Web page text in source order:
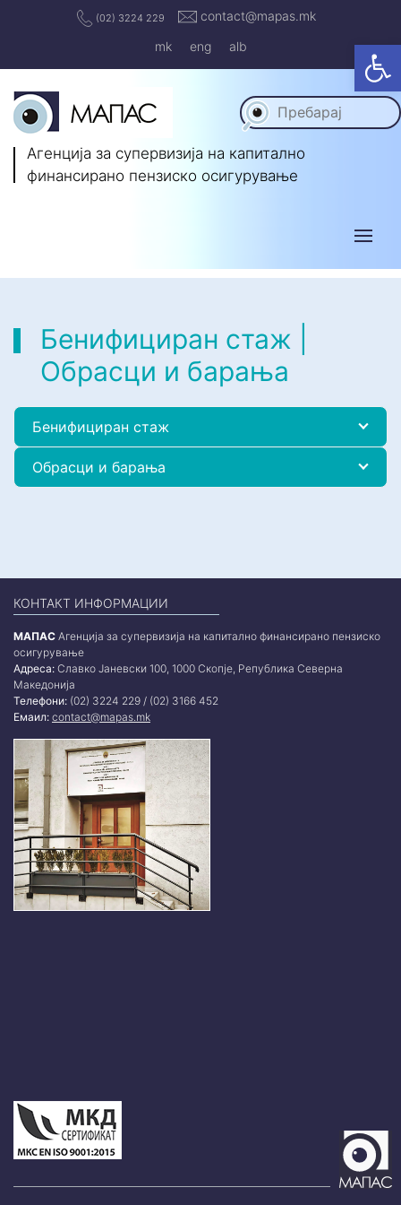
(02) 3224 229
contact@mapas.mk
mk
eng alb
Агенција за супервизија на капитално
финансирано пензиско осигурување
Бенифициран стаж |
Обрасци и барања
Бенифициран стаж
Обрасци и барања
КОНТАКТ ИНФОРМАЦИИ
МАПАС Агенција за супервизија на капитално финансирано пензиско
осигурување
Адреса: Славко Јаневски 100, 1000 Скопје, Република Северна
Македонија
Телефони: (02) 3224 229 / (02) 3166 452
Емаил: contact@mapas.mk